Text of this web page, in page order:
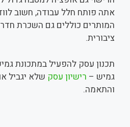
אתה פותח חלל עבודה, חשוב
המותרים כוללים גם השכרת
ציבורית.
תכנון עסק להפעיל במתכונת
גמיש – רישיון עסק שלא יגביל
והתאמה.